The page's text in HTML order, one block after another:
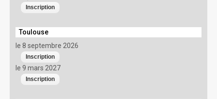
Toulouse
le 8 septembre 2026
le 9 mars 2027